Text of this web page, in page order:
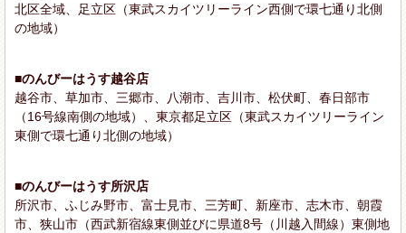
北区全域、足立区（東武スカイツリーライン西側で環七通り北側
の地域）
■のんびーはうす越谷店
越谷市、草加市、三郷市、八潮市、吉川市、松伏町、春日部市
（16号線南側の地域）、東京都足立区（東武スカイツリーライン
東側で環七通り北側の地域）
■のんびーはうす所沢店
所沢市、ふじみ野市、富士見市、三芳町、新座市、志木市、朝霞
市、狭山市（西武新宿線東側並びに県道8号（川越入間線）東側地